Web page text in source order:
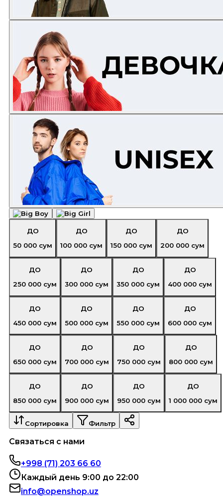
ДО
50 000 сум
ДО
100 000 сум
ДО
150 000 сум
ДО
200 000 сум
ДО
250 000 сум
ДО
300 000 сум
ДО
350 000 сум
ДО
400 000 сум
ДО
450 000 сум
ДО
500 000 сум
ДО
550 000 сум
ДО
600 000 сум
ДО
650 000 сум
ДО
700 000 сум
ДО
750 000 сум
ДО
800 000 сум
ДО
850 000 сум
ДО
900 000 сум
ДО
950 000 сум
ДО
1 000 000 сум
Сортировка Фильтр
Связаться с нами
+998 (71) 203 66 60
Каждый день 9:00 до 22:00
info@openshop.uz